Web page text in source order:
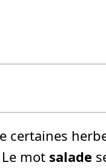
certaines
mot salade